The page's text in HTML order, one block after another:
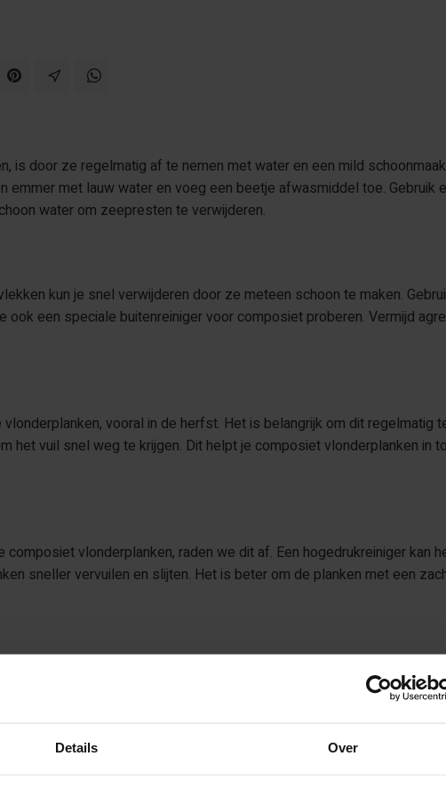
Details Over
is door ze regelmatig af te nemen met water en een mild
met lauw water en voeg een beetje afwasmiddel toe. Gebruik
water om zeepresten te verwijderen.
kun je snel verwijderen door ze meteen schoon te maken.
een speciale buitenreiniger voor composiet proberen. Vermijd
vooral in de herfst. Het is belangrijk om dit regelmatig
het vuil snel weg te krijgen. Dit helpt je composiet vlonderplanken in
vlonderplanken, raden we dit af. Een hogedrukreiniger kan
sneller vervuilen en slijten. Het is beter om de planken met een
om zware meubels of objecten niet langdurig op hetzelfde plekje
vet morst, want dat kan moeilijk te verwijderen zijn en de planken
te voorkomen.